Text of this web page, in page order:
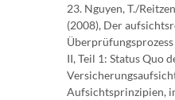
23. Nguyen, T./
(2008), Der
II, Teil 1: Status Quo
Aufsichtsprinzipien,